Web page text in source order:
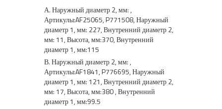
А. Наружный диаметр 2, мм: ,
Артикулы:AF25065, P771508, Наружный
диаметр 1, мм: 227, Внутренний диаметр 2,
мм: 11, Высота, мм:370, Внутренний
диаметр 1, мм:115
В. Наружный диаметр 2, мм: ,
Артикулы:AF1841, P776695, Наружный
диаметр 1, мм: 121, Внутренний диаметр 2,
мм: 17, Высота, мм:380 , Внутренний
диаметр 1, мм:99.5